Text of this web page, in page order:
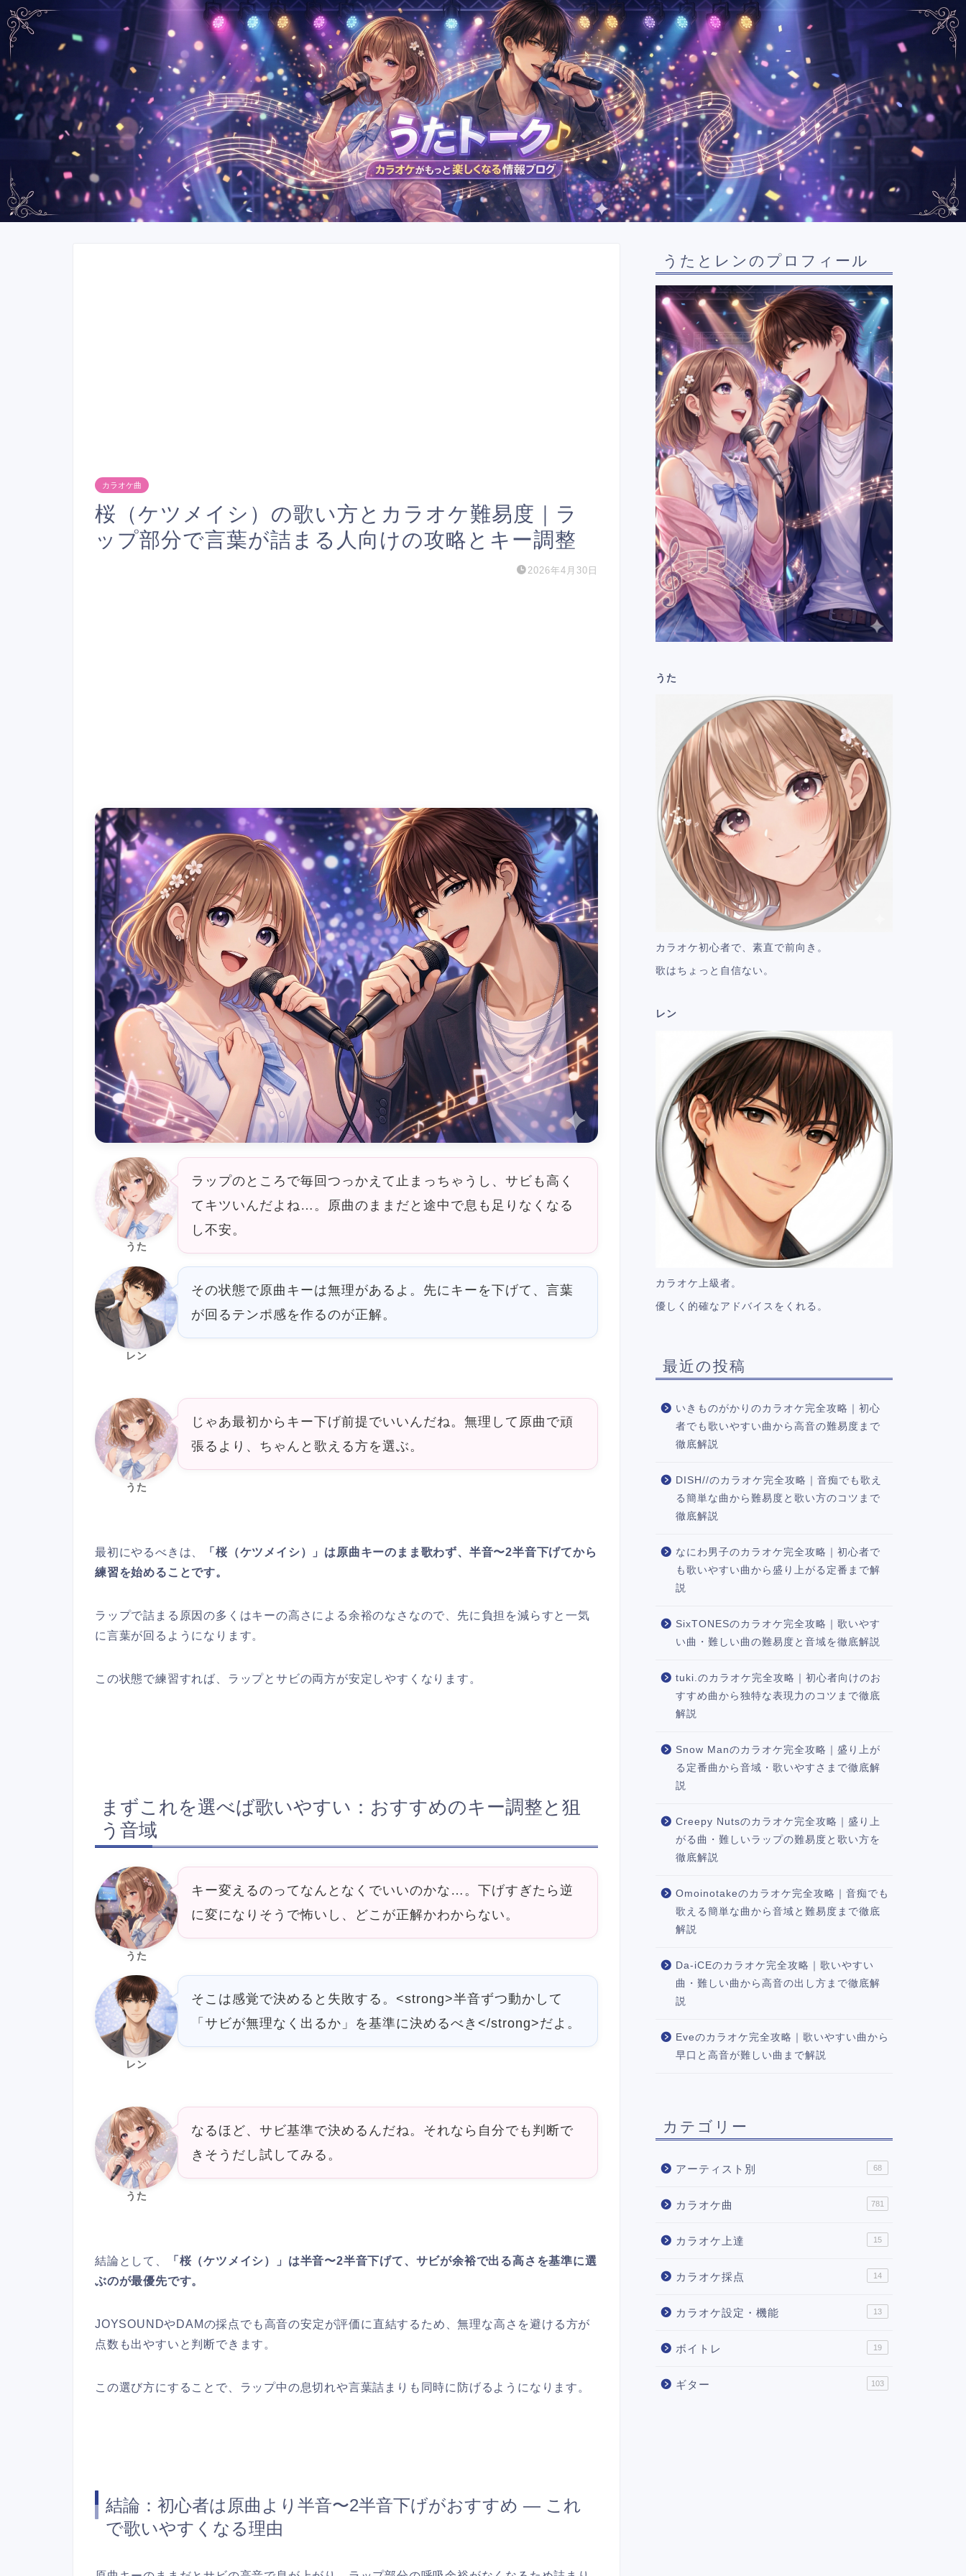
カラオケ曲
桜（ケツメイシ）の歌い方とカラオケ難易度｜ラ
ップ部分で言葉が詰まる人向けの攻略とキー調整
2026年4月30日
うた
ラップのところで毎回つっかえて止まっちゃうし、サビも高く
てキツいんだよね…。原曲のままだと途中で息も足りなくなる
し不安。
レン
その状態で原曲キーは無理があるよ。先にキーを下げて、言葉
が回るテンポ感を作るのが正解。
うた
じゃあ最初からキー下げ前提でいいんだね。無理して原曲で頑
張るより、ちゃんと歌える方を選ぶ。
最初にやるべきは、
「桜（ケツメイシ）」は原曲キーのまま歌わず、半音〜2半音下げてから
練習を始めることです。
ラップで詰まる原因の多くはキーの高さによる余裕のなさなので、先に負担を減らすと一気
に言葉が回るようになります。
この状態で練習すれば、ラップとサビの両方が安定しやすくなります。
まずこれを選べば歌いやすい：おすすめのキー調整と狙
う音域
うた
キー変えるのってなんとなくでいいのかな…。下げすぎたら逆
に変になりそうで怖いし、どこが正解かわからない。
レン
そこは感覚で決めると失敗する。<strong>半音ずつ動かして
「サビが無理なく出るか」を基準に決めるべき</strong>だよ。
うた
なるほど、サビ基準で決めるんだね。それなら自分でも判断で
きそうだし試してみる。
結論として、
「桜（ケツメイシ）」は半音〜2半音下げて、サビが余裕で出る高さを基準に選
ぶのが最優先です。
JOYSOUNDやDAMの採点でも高音の安定が評価に直結するため、無理な高さを避ける方が
点数も出やすいと判断できます。
この選び方にすることで、ラップ中の息切れや言葉詰まりも同時に防げるようになります。
結論：初心者は原曲より半音〜2半音下げがおすすめ — これ
で歌いやすくなる理由
うたとレンのプロフィール
うた
カラオケ初心者で、素直で前向き。
歌はちょっと自信ない。
レン
カラオケ上級者。
優しく的確なアドバイスをくれる。
最近の投稿
いきものがかりのカラオケ完全攻略｜初心
者でも歌いやすい曲から高音の難易度まで
徹底解説
DISH//のカラオケ完全攻略｜音痴でも歌え
る簡単な曲から難易度と歌い方のコツまで
徹底解説
なにわ男子のカラオケ完全攻略｜初心者で
も歌いやすい曲から盛り上がる定番まで解
説
SixTONESのカラオケ完全攻略｜歌いやす
い曲・難しい曲の難易度と音域を徹底解説
tuki.のカラオケ完全攻略｜初心者向けのお
すすめ曲から独特な表現力のコツまで徹底
解説
Snow Manのカラオケ完全攻略｜盛り上が
る定番曲から音域・歌いやすさまで徹底解
説
Creepy Nutsのカラオケ完全攻略｜盛り上
がる曲・難しいラップの難易度と歌い方を
徹底解説
Omoinotakeのカラオケ完全攻略｜音痴でも
歌える簡単な曲から音域と難易度まで徹底
解説
Da-iCEのカラオケ完全攻略｜歌いやすい
曲・難しい曲から高音の出し方まで徹底解
説
Eveのカラオケ完全攻略｜歌いやすい曲から
早口と高音が難しい曲まで解説
カテゴリー
アーティスト別 68
カラオケ曲 781
カラオケ上達 15
カラオケ採点 14
カラオケ設定・機能 13
ボイトレ 19
ギター 103